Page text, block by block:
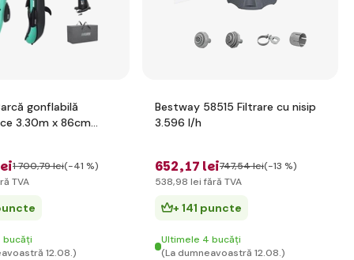
gonflabilă
3.30m x 86cm
1 700,79 lei(-41 %)
TVA
bucăți
12.08.)
Bestway 58515 Filtrare cu nisip
3.596 l/h
652,17 lei747,54 lei(-13 %)
538,98 lei fără TVA
+ 141 puncte
Ultimele 4 bucăți
(La dumneavoastră 12.08.)